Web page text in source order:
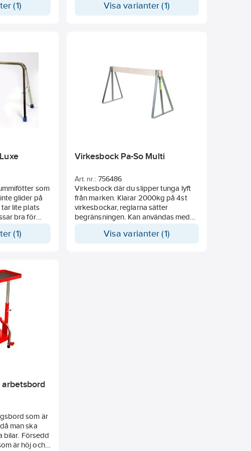
(1) Visa varianter (1)
som
glider på
lite plats
bra för
(1)
Virkesbock Pa-So Multi
Art. nr.: 756486
Virkesbock där du slipper tunga lyft
från marken. Klarar 2000kg på 4st
virkesbockar, reglarna sätter
begränsningen. Kan användas med
användas för gips.
Visa varianter (1)
arbetsbord
som är
man ska
bilar. Försedd
är höj och